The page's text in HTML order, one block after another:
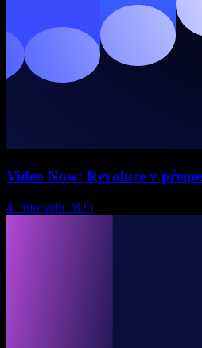
Video Now: Revoluce v
4. listopadu 2023